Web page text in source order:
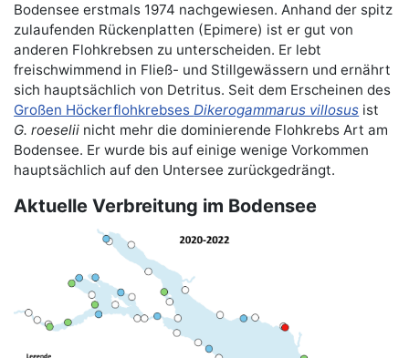
Bodensee erstmals 1974 nachgewiesen. Anhand der spitz
zulaufenden Rückenplatten (Epimere) ist er gut von
anderen Flohkrebsen zu unterscheiden. Er lebt
freischwimmend in Fließ- und Stillgewässern und ernährt
sich hauptsächlich von Detritus. Seit dem Erscheinen des
Großen HöckerflohkrebsesDikerogammarus villosus ist
G. roeselii nicht mehr die dominierende Flohkrebs Art am
Bodensee. Er wurde bis auf einige wenige Vorkommen
hauptsächlich auf den Untersee zurückgedrängt.
Aktuelle Verbreitung im Bodensee